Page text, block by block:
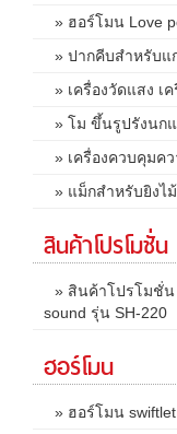
» ฮอร์โมน Love
» ปากคีบสำหรับแ
» เครื่องวัดแสง เ
» โม ขึ้นรูปรังนก
» เครื่องควบคุมค
» แม็กสำหรับยิงไ
สินค้าโปรโมชั่น
» สินค้าโปรโมชั่น
sound รุ่น SH-220
ฮอร์โมน
» ฮอร์โมน